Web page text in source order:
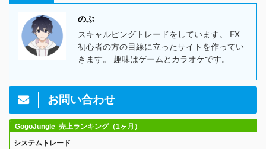
のぶ
スキャルピングトレードをしています。 FX
初心者の方の目線に立ったサイトを作ってい
きます。 趣味はゲームとカラオケです。
お問い合わせ